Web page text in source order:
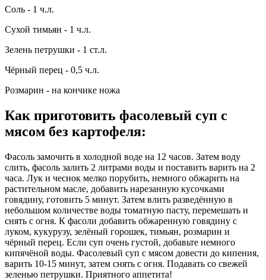
Соль - 1 ч.л.
Сухой тимьян - 1 ч.л.
Зелень петрушки - 1 ст.л.
Чёрный перец - 0,5 ч.л.
Розмарин - на кончике ножа
Как приготовить фасолевый суп с
мясом без картофеля:
Фасоль замочить в холодной воде на 12 часов. Затем воду
слить, фасоль залить 2 литрами воды и поставить варить на 2
часа. Лук и чеснок мелко порубить, немного обжарить на
растительном масле, добавить нарезанную кусочками
говядину, готовить 5 минут. Затем влить разведённую в
небольшом количестве воды томатную пасту, перемешать и
снять с огня. К фасоли добавить обжаренную говядину с
луком, кукурузу, зелёный горошек, тимьян, розмарин и
чёрный перец. Если суп очень густой, добавьте немного
кипячёной воды. Фасолевый суп с мясом довести до кипения,
варить 10-15 минут, затем снять с огня. Подавать со свежей
зеленью петрушки. Приятного аппетита!